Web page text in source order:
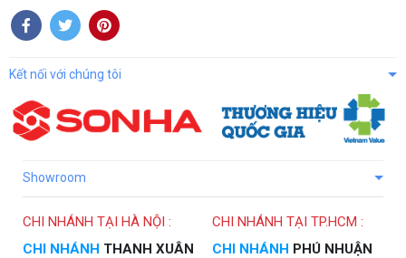
Kết nối với chúng tôi
Showroom
CHI NHÁNH TẠI HÀ NỘI :
CHI NHÁNH THANH XUÂN
CHI NHÁNH TẠI TP.HCM :
CHI NHÁNH PHÚ NHUẬN